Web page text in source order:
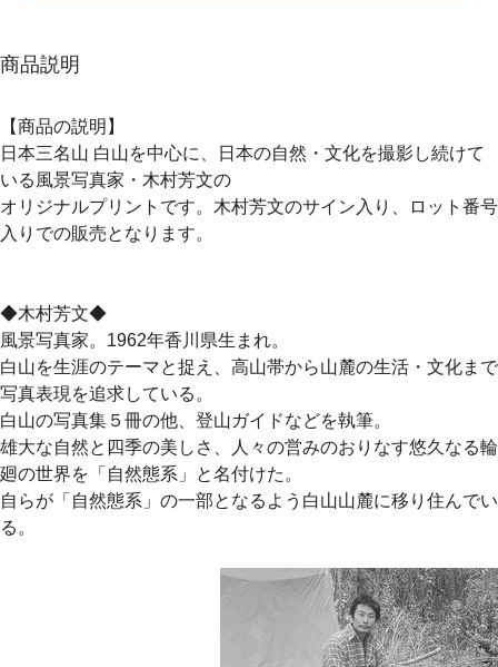
商品説明
【商品の説明】
日本三名山 白山を中心に、日本の自然・文化を撮影し続けて
いる風景写真家・木村芳文の
オリジナルプリントです。木村芳文のサイン入り、ロット番号
入りでの販売となります。
◆木村芳文◆
風景写真家。1962年香川県生まれ。
白山を生涯のテーマと捉え、高山帯から山麓の生活・文化まで
写真表現を追求している。
白山の写真集５冊の他、登山ガイドなどを執筆。
雄大な自然と四季の美しさ、人々の営みのおりなす悠久なる輪
廻の世界を「自然態系」と名付けた。
自らが「自然態系」の一部となるよう白山山麓に移り住んでい
る。